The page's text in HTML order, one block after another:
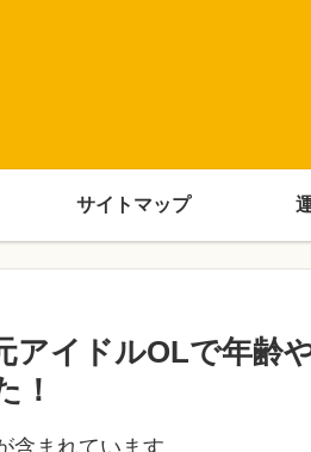
サイトマップ
アイドルOLで年齢
！
含まれています